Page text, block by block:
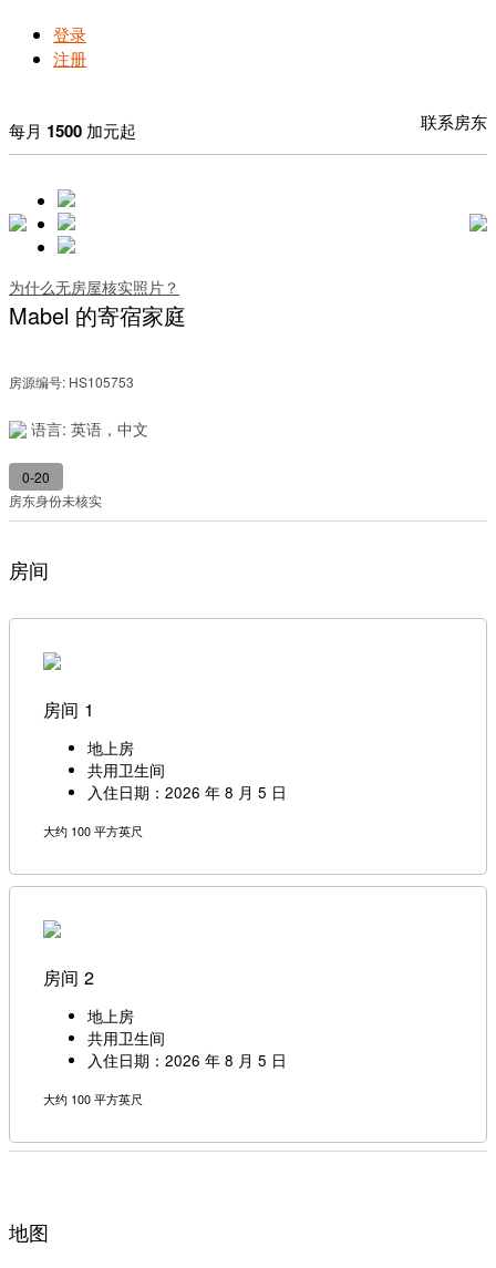
登录
注册
每月 1500 加元起 联系房东
为什么无房屋核实照片？
Mabel 的寄宿家庭
房源编号: HS105753
语言: 英语，中文
0-20
房东身份未核实
房间
房间 1
地上房
共用卫生间
入住日期：2026 年 8 月 5 日
大约 100 平方英尺
房间 2
地上房
共用卫生间
入住日期：2026 年 8 月 5 日
大约 100 平方英尺
地图